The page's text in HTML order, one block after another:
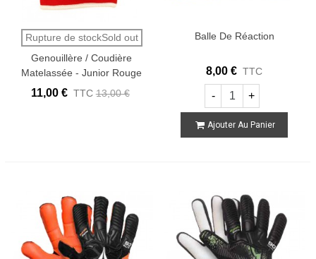
Rupture de stockSold out
Genouillère / Coudière
Matelassée - Junior Rouge
11,00 € TTC 13,00 €
Balle De Réaction
8,00 € TTC
- +
Ajouter Au Panier